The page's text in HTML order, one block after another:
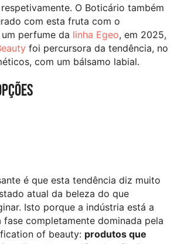
O Boticário também
com esta fruta com o
perfume da linha Egeo, em 2025,
foi percursora da tendência, no
com um bálsamo labial.
é que esta tendência diz muito
atual da beleza do que
Isto porque a indústria está a
fase completamente dominada pela
of beauty: produtos que